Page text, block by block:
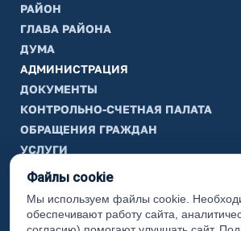
РАЙОН
ГЛАВА РАЙОНА
ДУМА
АДМИНИСТРАЦИЯ
ДОКУМЕНТЫ
КОНТРОЛЬНО-СЧЕТНАЯ ПАЛАТА
ОБРАЩЕНИЯ ГРАЖДАН
УСЛУГИ
ТИК
ИНФОРМАЦИЯ
Законодательная карта
Файлы cookie
Мы используем файлы cookie.
обеспечивают работу сайта,